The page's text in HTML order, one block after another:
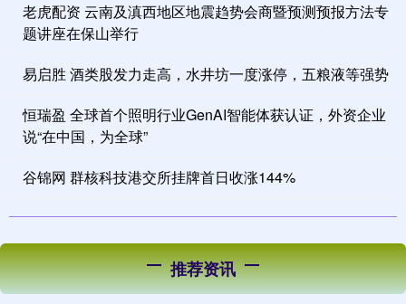
老虎配资 云南及滇西地区地震趋势会商暨预测预报方法专
题讲座在保山举行
易启胜 酒类股发力走高，水井坊一度涨停，五粮液等强势
恒瑞盈 全球首个照明行业GenAI智能体获认证，外资企业
说“在中国，为全球”
谷锦网 群核科技港交所挂牌首日收涨144%
推荐资讯